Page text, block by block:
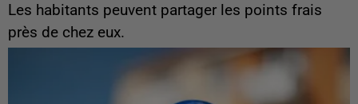
Les habitants peuvent partager les points frais
près de chez eux.